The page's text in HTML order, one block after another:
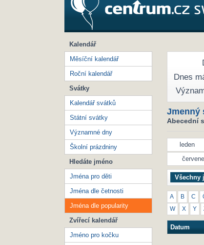
Dnes
Jmenný
Abecední
leden
Všechny
A B C
W X Y
Datum
Kalendář
Měsíční kalendář
Roční kalendář
Svátky
Kalendář svátků
Státní svátky
Významné dny
Školní prázdniny
Hledáte jméno
Jména pro děti
Jména dle četnosti
Jména dle popularity
Zvířecí kalendář
Jméno pro kočku